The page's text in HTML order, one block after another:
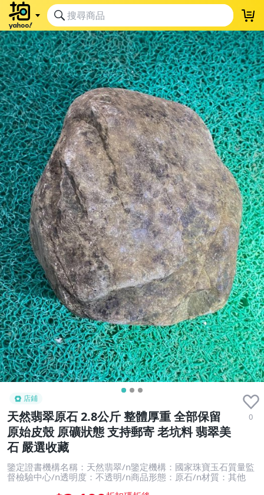
店鋪
天然翡翠原石 2.8公斤 整體厚重 全部保留
原始皮殼 原礦狀態 支持郵寄 老坑料 翡翠美
石 嚴選收藏
0
鑒定證書機構名稱：天然翡翠/n鑒定機構：國家珠寶玉石質量監
督檢驗中心/n透明度：不透明/n商品形態：原石/n材質：其他